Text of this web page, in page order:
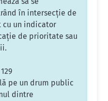
în intersecţie de
cu un indicator
de prioritate sau
pe un drum public
dintre